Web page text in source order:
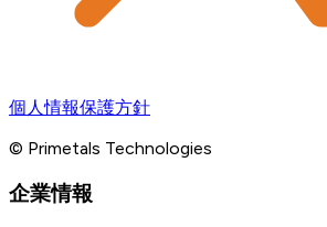
個人情報保護方針
© Primetals Technologies
企業情報